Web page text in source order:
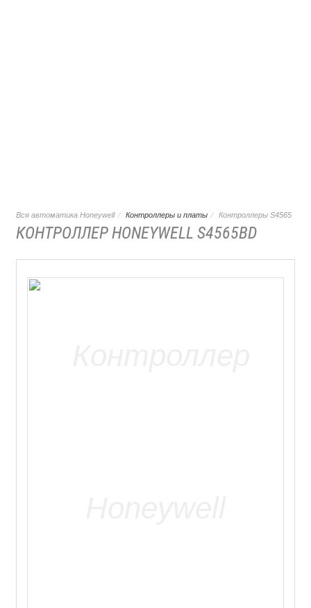
Вся автоматика Honeywell Контроллеры и платы Контроллеры S4565
КОНТРОЛЛЕР HONEYWELL S4565BD